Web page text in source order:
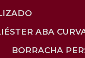
ABA
BORRACHA